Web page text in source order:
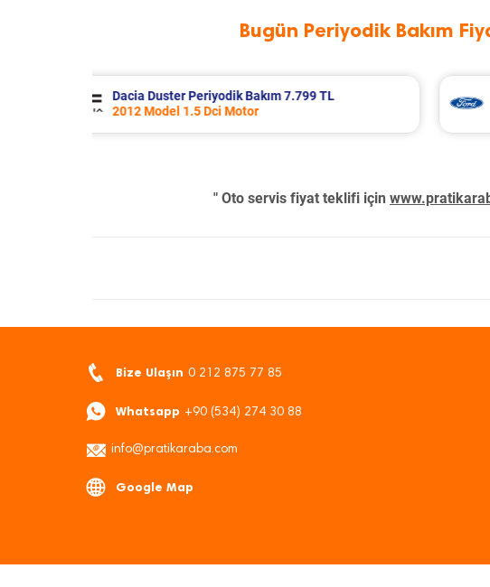
Bugün Periyodik Bakım
Ford Tourneo Courier Periyodik Bakım 10.485 TL
2020 Model 1.5 Tdci Motor
" Oto servis fiyat teklifi için
Bize Ulaşın 0 212 875 77 85
Whatsapp +90 (534) 274 30 88
info@pratikaraba.com
Google Map